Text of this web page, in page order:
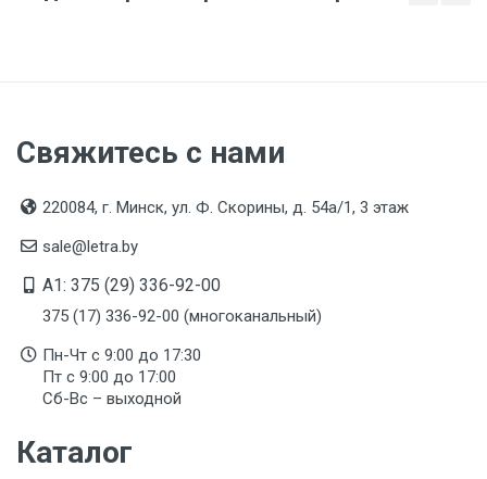
Свяжитесь с нами
220084, г. Минск, ул. Ф. Скорины, д. 54а/1, 3 этаж
sale@letra.by
A1: 375 (29) 336-92-00
375 (17) 336-92-00 (многоканальный)
Пн-Чт с 9:00 до 17:30
Пт с 9:00 до 17:00
Сб-Вс – выходной
Каталог